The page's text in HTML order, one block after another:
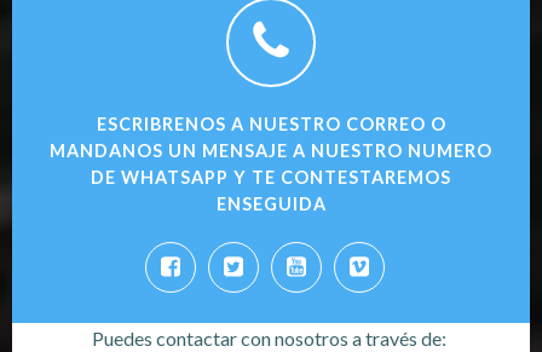
ESCRIBRENOS A NUESTRO CORREO O
MANDANOS UN MENSAJE A NUESTRO NUMERO
DE WHATSAPP Y TE CONTESTAREMOS
ENSEGUIDA
Puedes contactar con nosotros a través de: